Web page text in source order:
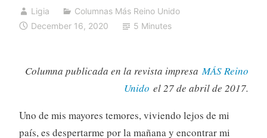
Ligia
Columnas Más Reino Unido
December 16, 2020
5 Minutes
Columna publicada en la revista impresaMÁS Reino
Unido el 27 de abril de 2017.
Uno de mis mayores temores, viviendo lejos de mi
país, es despertarme por la mañana y encontrar mi